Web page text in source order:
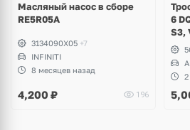
Масляный насос в сборе
RE5R05A
3134090X05 +7
INFINITI
8 месяцев назад
4,200 ₽ 196
6
S3,
2